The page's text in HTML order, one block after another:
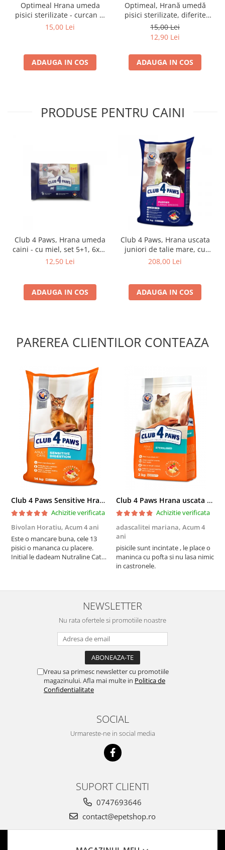
Optimeal Hrana umeda
pisici sterilizate - curcan si
pui in sos, set 3+1,
15,00 Lei
ADAUGA IN COS
Optimeal, Hrană umedă
pisici sterilizate, diferite
arome, (3+1), 0.34kg
15,00 Lei
12,90 Lei
ADAUGA IN COS
PRODUSE PENTRU CAINI
Club 4 Paws, Hrana umeda
caini - cu miel, set 5+1, 6x80
g
12,50 Lei
ADAUGA IN COS
Club 4 Paws, Hrana uscata
juniori de talie mare, cu
pui, 14kg
208,00 Lei
ADAUGA IN COS
PAREREA CLIENTILOR CONTEAZA
Club 4 Paws Sensitive Hrana uscata pisici adulte, 14kg
Achizitie verificata
Bivolan Horatiu, Acum 4 ani
Este o mancare buna, cele 13
pisici o mananca cu placere.
Initial le dadeam Nutraline Cat
nu o mananca cu placere. Eu
sunt multumit si voi continua cu
Club 4 Paws Hrana uscata pisici sterilizate, 2kg
Achizitie verificata
adascalitei mariana, Acum 4
ani
pisicile sunt incintate , le place o
maninca cu pofta si nu lasa nimic
in castronele.
NEWSLETTER
Nu rata ofertele si promotiile noastre
Vreau sa primesc newsletter cu promotiile
magazinului. Afla mai multe in Politica de
Confidentialitate
SOCIAL
Urmareste-ne in social media
SUPORT CLIENTI
0747693646
contact@epetshop.ro